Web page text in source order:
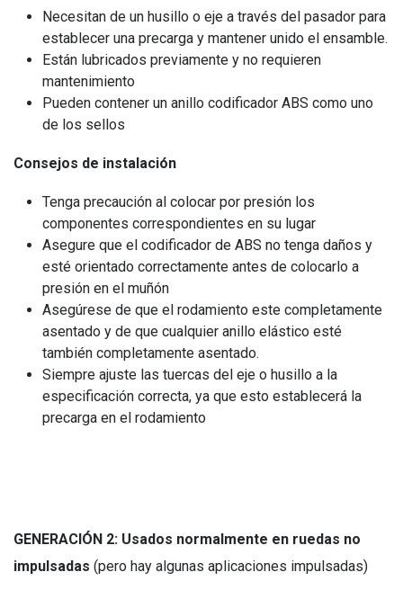
Necesitan de un husillo o eje a través del pasador para
establecer una precarga y mantener unido el ensamble.
Están lubricados previamente y no requieren
mantenimiento
Pueden contener un anillo codificador ABS como uno
de los sellos
Consejos de instalación
Tenga precaución al colocar por presión los
componentes correspondientes en su lugar
Asegure que el codificador de ABS no tenga daños y
esté orientado correctamente antes de colocarlo a
presión en el muñón
Asegúrese de que el rodamiento este completamente
asentado y de que cualquier anillo elástico esté
también completamente asentado.
Siempre ajuste las tuercas del eje o husillo a la
especificación correcta, ya que esto establecerá la
precarga en el rodamiento
GENERACIÓN 2: Usados normalmente en ruedas no
impulsadas (pero hay algunas aplicaciones impulsadas)